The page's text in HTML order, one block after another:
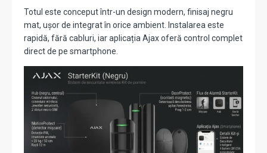
Totul este conceput într-un design modern, finisaj negru
mat, ușor de integrat în orice ambient. Instalarea este
rapidă, fără cabluri, iar aplicația Ajax oferă control complet
direct de pe smartphone.